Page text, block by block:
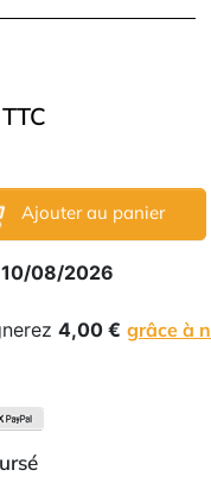
Ajouter au panier
10/08/2026
4,00 € grâce à